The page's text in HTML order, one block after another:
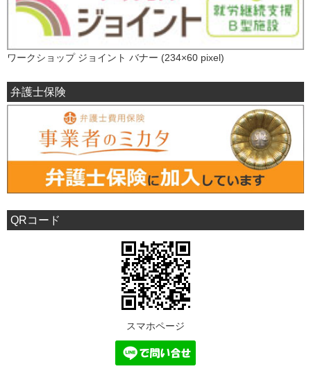
ワークショップ ジョイント バナー (234×60 pixel)
弁護士保険
QRコード
スマホページ